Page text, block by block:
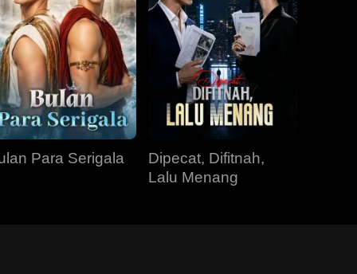
Para Serigala
Dipecat, Difitnah,
Lalu Menang